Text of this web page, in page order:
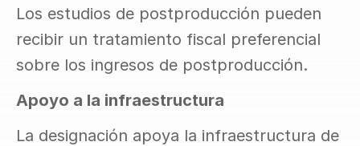
Los estudios de postproducción pueden
recibir un tratamiento fiscal preferencial
sobre los ingresos de postproducción.
Apoyo a la infraestructura
La designación apoya la infraestructura de